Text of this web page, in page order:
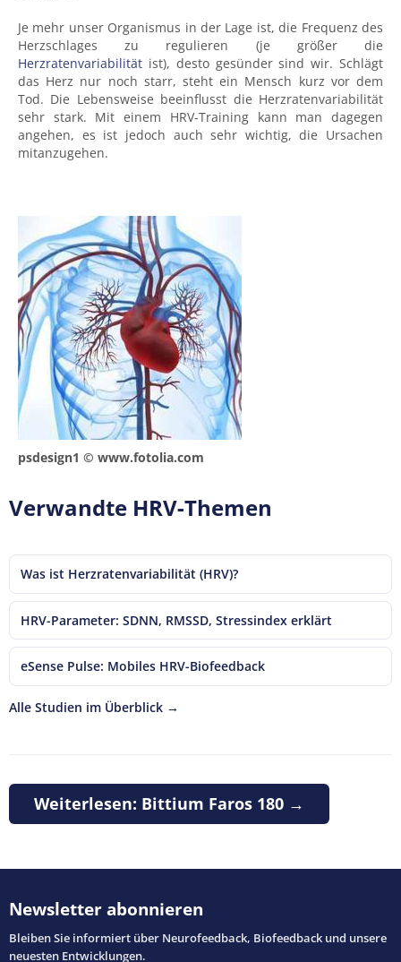
Je mehr unser Organismus in der Lage ist, die Frequenz des
Herzschlages zu regulieren (je größer die
Herzratenvariabilität ist), desto gesünder sind wir. Schlägt
das Herz nur noch starr, steht ein Mensch kurz vor dem
Tod. Die Lebensweise beeinflusst die Herzratenvariabilität
sehr stark. Mit einem HRV-Training kann man dagegen
angehen, es ist jedoch auch sehr wichtig, die Ursachen
mitanzugehen.
psdesign1 © www.fotolia.com
Verwandte HRV-Themen
Was ist Herzratenvariabilität (HRV)?
HRV-Parameter: SDNN, RMSSD, Stressindex erklärt
eSense Pulse: Mobiles HRV-Biofeedback
Alle Studien im Überblick →
Weiterlesen: Bittium Faros 180 →